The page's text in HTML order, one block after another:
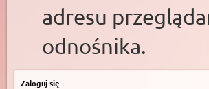
adresu
odnośnika.
Zaloguj się